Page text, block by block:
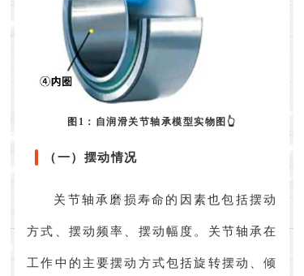
图1：自润滑关节轴承模型实物图👆
（一）摆动情况
关节轴承磨损寿命的因素也包括摆动
方式、摆动频率、摆动幅度。关节轴承在
工作中的主要摆动方式包括旋转摆动、倾